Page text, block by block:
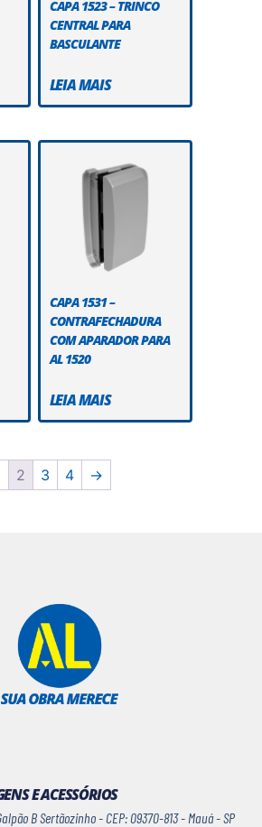
CAPA 1523 – TRINCO
CENTRAL PARA
BASCULANTE
LEIA MAIS
CAPA 1531 –
CONTRAFECHADURA
COM APARADOR PARA
AL 1520
LEIA MAIS
2 3 4 →
E ACESSÓRIOS
B Sertãozinho - CEP: 09370-813 - Mauá - SP